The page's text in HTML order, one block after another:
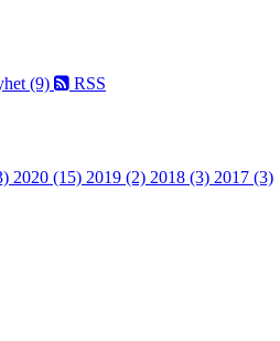
(9) RSS
2020 (15) 2019 (2) 2018 (3) 2017 (3)